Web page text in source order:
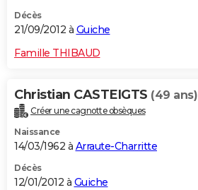
Décès
21/09/2012 à Guiche
Famille THIBAUD
Christian CASTEIGTS (49 ans)
Créer une cagnotte obsèques
Naissance
14/03/1962 à Arraute-Charritte
Décès
12/01/2012 à Guiche